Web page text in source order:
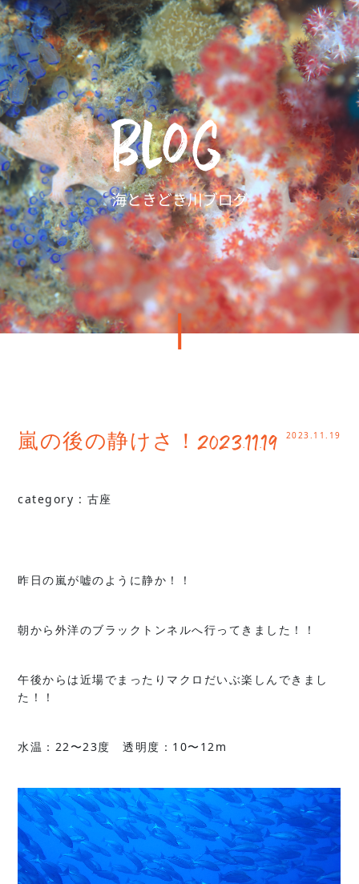
嵐の後の静けさ！2023.11.19 2023.11.19
category : 古座
昨日の嵐が嘘のように静か！！
朝から外洋のブラックトンネルへ行ってきました！！
午後からは近場でまったりマクロだいぶ楽しんできまし
た！！
水温：22〜23度 透明度：10〜12m